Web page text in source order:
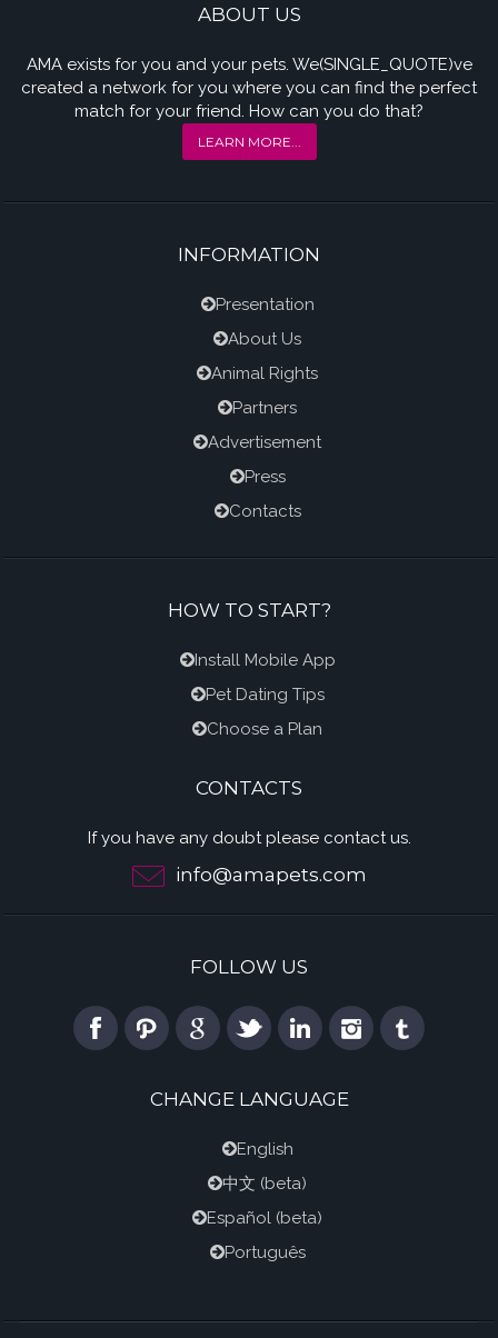
ABOUT US
AMA exists for you and your pets. We(SINGLE_QUOTE)ve
created a network for you where you can find the perfect
match for your friend. How can you do that?
LEARN MORE...
INFORMATION
Presentation
About Us
Animal Rights
Partners
Advertisement
Press
Contacts
HOW TO START?
Install Mobile App
Pet Dating Tips
Choose a Plan
CONTACTS
If you have any doubt please contact us.
info@amapets.com
FOLLOW US
CHANGE LANGUAGE
English
中文 (beta)
Español (beta)
Português